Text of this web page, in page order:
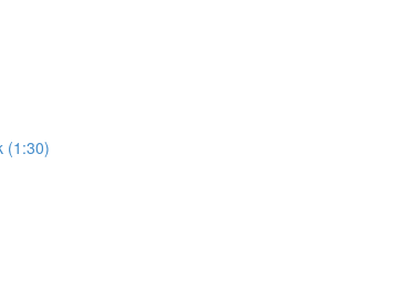
(1:30)